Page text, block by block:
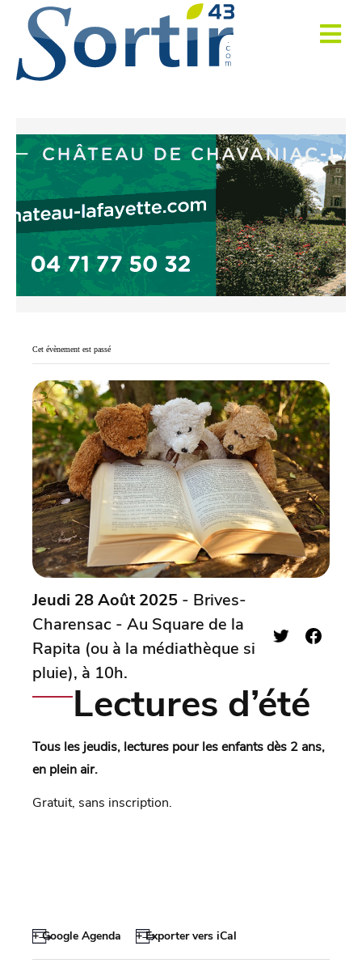
Cet évènement est passé
Jeudi 28 Août 2025 - Brives-
Charensac - Au Square de la
Rapita (ou à la médiathèque si
pluie), à 10h.
Lectures d’été
Tous les jeudis, lectures pour les enfants dès 2 ans,
en plein air.
Gratuit, sans inscription.
+ Google Agenda + Exporter vers iCal